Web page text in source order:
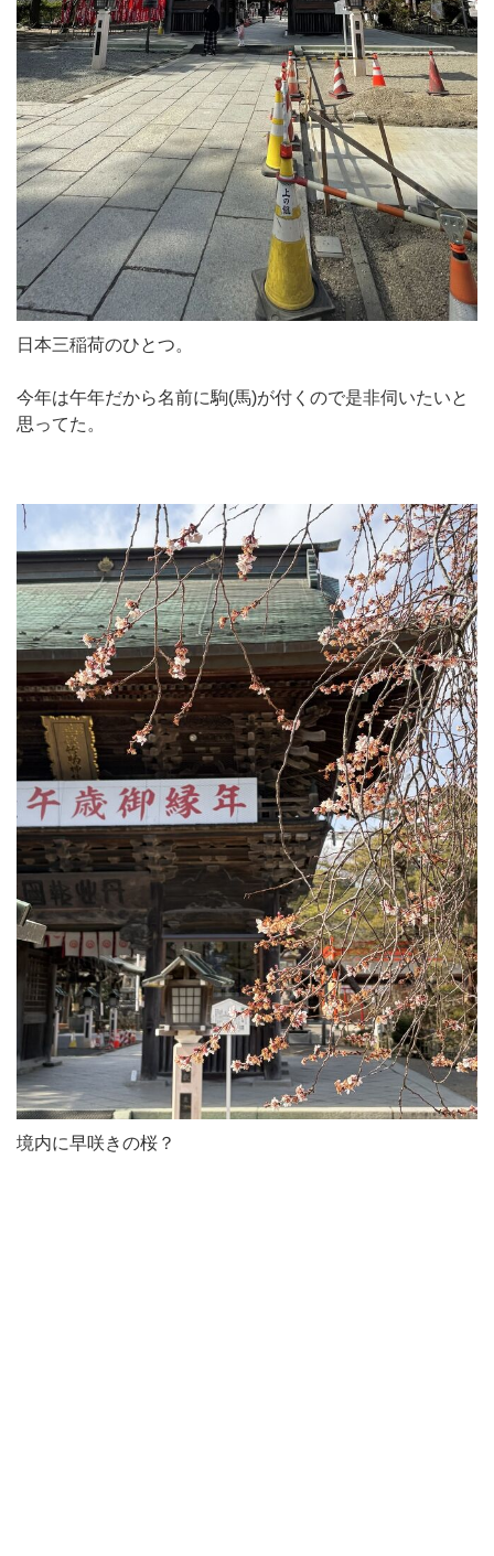
日本三稲荷のひとつ。
今年は午年だから名前に駒(馬)が付くので是非伺いたいと
思ってた。
境内に早咲きの桜？